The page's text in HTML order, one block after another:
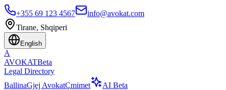
+355 69 123 4567
info@avokat.com
Tirane, Shqiperi
English
A
AVOKATBeta
Legal Directory
BallinaGjej AvokatÇmimet AI Beta